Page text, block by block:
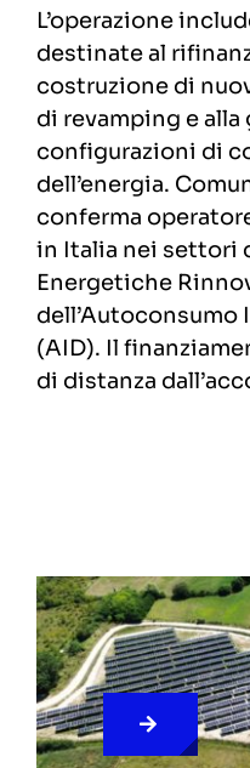
L’operazione
destinate al
costruzione di
di revamping e
configurazioni di
dell’energia.
conferma
in Italia nei settori
Energetiche
dell’Autoconsumo
(AID). Il
di distanza